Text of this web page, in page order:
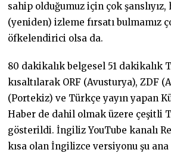
sahip olduğumuz için çok
(yeniden) izleme fırsatı bulmamız
öfkelendirici olsa da.
80 dakikalık belgesel 51 dakikalık
kısaltılarak ORF (Avusturya), ZDF
(Portekiz) ve Türkçe yayın yapan
Haber de dahil olmak üzere çeşitli
gösterildi. İngiliz YouTube kanalı
kısa olan İngilizce versiyonu şu